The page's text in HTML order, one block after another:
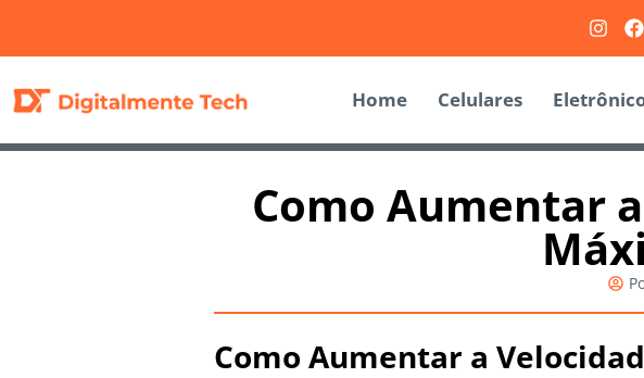
Home Celulares
Como Aumentar
Como Aumentar a